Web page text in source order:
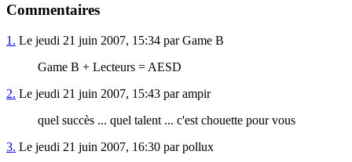
Commentaires
1. Le jeudi 21 juin 2007, 15:34 par Game B
Game B + Lecteurs = AESD
2. Le jeudi 21 juin 2007, 15:43 par ampir
quel succès ... quel talent ... c'est chouette pour vous
3. Le jeudi 21 juin 2007, 16:30 par pollux